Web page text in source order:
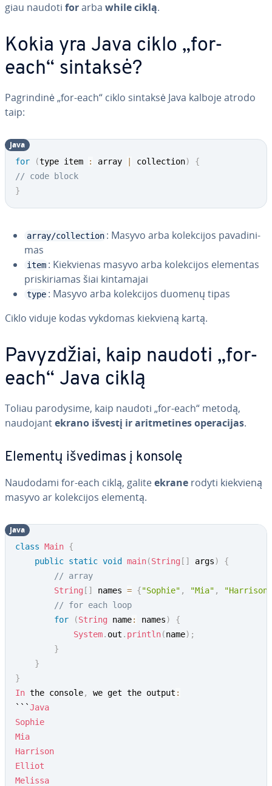
giau naudoti forarba while ciklą.
Kokia yra Java ciklo „for-
each“ sintaksė?
Pag­rin­di­nė „for-each“ ciklo sintaksė Java kalboje atrodo
taip:
for (type item : array collection)
{
// code block
}
Java
array/collection : Masyvo arba ko­lek­ci­jos pa­va­di­ni­
mas
item : Kiek­vie­nas masyvo arba ko­lek­ci­jos elementas
pri­ski­ria­mas šiai kin­ta­ma­jai
type : Masyvo arba ko­lek­ci­jos duomenų tipas
Ciklo viduje kodas vykdomas kiekvieną kartą.
Pa­vyz­džiai, kaip naudoti „for-
each“ Java ciklą
Toliau pa­ro­dy­si­me, kaip naudoti „for-each“ metodą,
naudojantekrano išvestį ir arit­me­ti­nes ope­ra­ci­jas.
Elementų išvedimas į konsolę
Naudodami for-each ciklą, galiteekrane rodyti kiekvieną
masyvo ar ko­lek­ci­jos elementą.
class Main {
public static void main(String [ ] args)
{
// array
String [ ] names = {"Sophie" , "Mia" ,
"Harrison"
// for each loop
for
(String name: names)
{
System. out . println(name) ;
}
}
}
In the console, we get the output :
```Java
Sophie
Mia
Harrison
Elliot
Melissa
Java